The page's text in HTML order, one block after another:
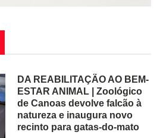
DA REABILITAÇÃO AO BEM-
ESTAR ANIMAL | Zoológico
de Canoas devolve falcão à
natureza e inaugura novo
recinto para gatas-do-mato